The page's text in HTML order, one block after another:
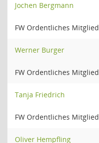
Jochen Bergmann
FW Ordentliches Mitglied
Werner Burger
FW Ordentliches Mitglied
Tanja Friedrich
FW Ordentliches Mitglied
Oliver Hempfling